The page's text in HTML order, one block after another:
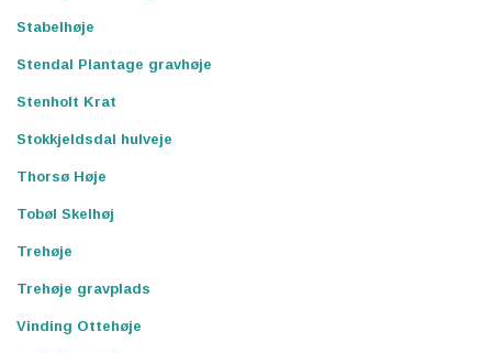
Stabelhøje
Stendal Plantage gravhøje
Stenholt Krat
Stokkjeldsdal hulveje
Thorsø Høje
Tobøl Skelhøj
Trehøje
Trehøje gravplads
Vinding Ottehøje